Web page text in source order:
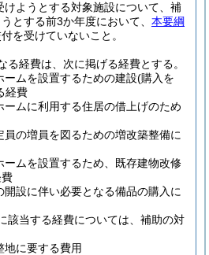
けようとする対象施設について、補
とする前3か年度において、 本要綱
を受けていないこと。
る経費は、次に掲げる経費とする。
ームを設置するための建設(購入を
経費
ームに利用する住居の借上げのため
員の増員を図るための増改築整備に
ームを設置するため、既存建物改修
開設に伴い必要となる備品の購入に
該当する経費については、補助の対
地に要する費用